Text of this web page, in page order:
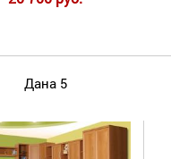
Дана 5